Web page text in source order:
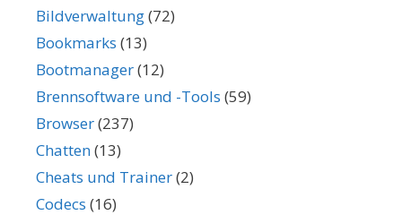
Bildverwaltung(72)
Bookmarks (13)
Bootmanager(12)
Brennsoftware und -Tools (59)
Browser(237)
Chatten(13)
Cheats und Trainer(2)
Codecs (16)